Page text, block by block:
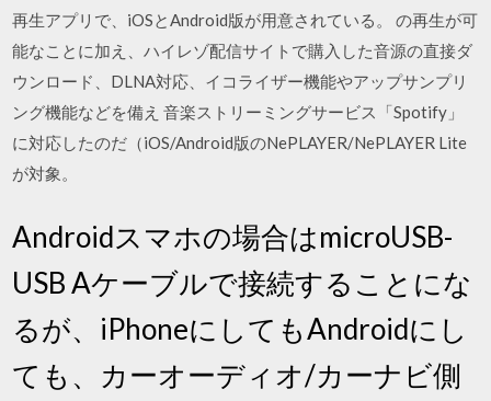
再生アプリで、iOSとAndroid版が用意されている。 の再生が可
能なことに加え、ハイレゾ配信サイトで購入した音源の直接ダ
ウンロード、DLNA対応、イコライザー機能やアップサンプリ
ング機能などを備え 音楽ストリーミングサービス「Spotify」
に対応したのだ（iOS/Android版のNePLAYER/NePLAYER Lite
が対象。
Androidスマホの場合はmicroUSB-
USB Aケーブルで接続することにな
るが、iPhoneにしてもAndroidにし
ても、カーオーディオ/カーナビ側